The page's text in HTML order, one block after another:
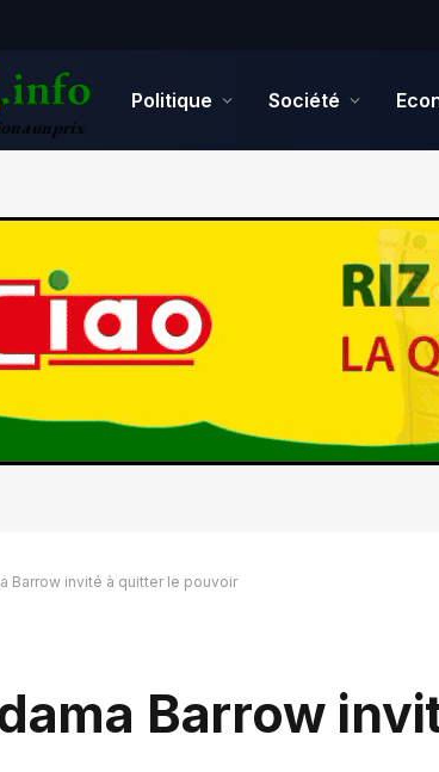
Politique Société
Barrow invité à quitter le pouvoir
Barrow